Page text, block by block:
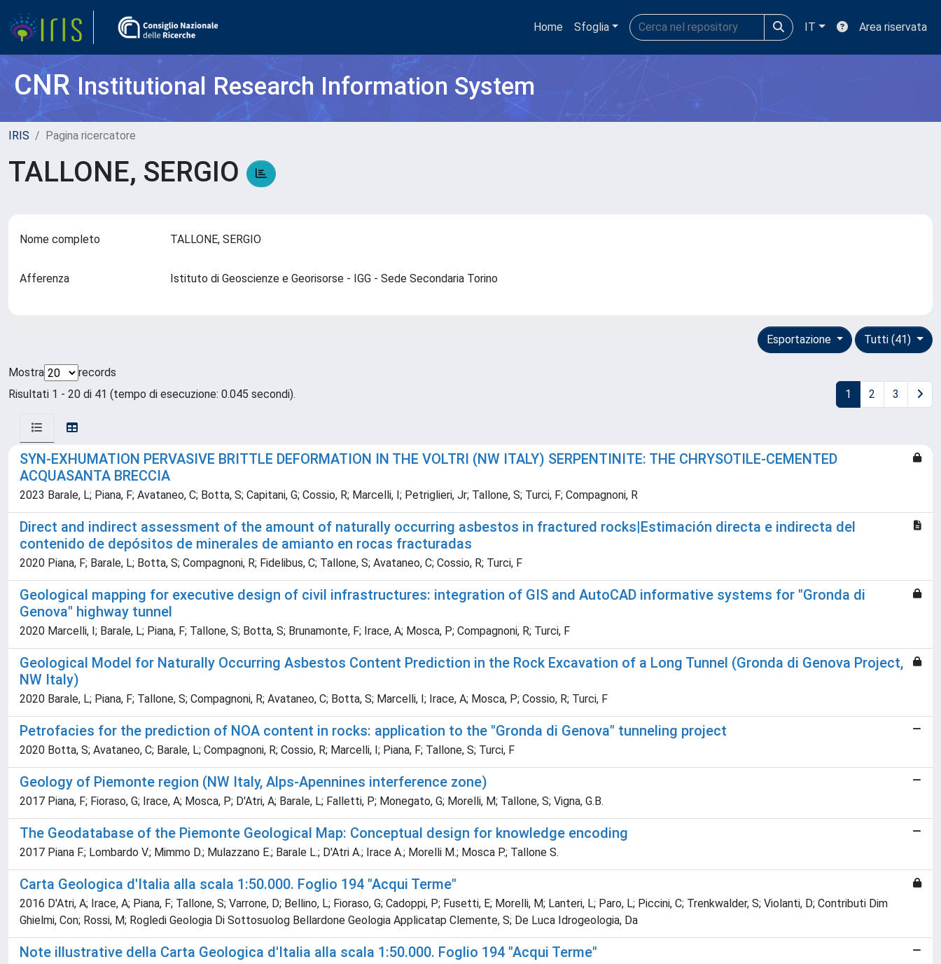
Home Sfoglia IT Area riservata
CNRInstitutional Research Information System
IRIS Pagina ricercatore
TALLONE, SERGIO
Nome completo TALLONE, SERGIO
Afferenza Istituto di Geoscienze e Georisorse - IGG - Sede Secondaria Torino
Tutti (41)
Esportazione
Mostra
records
Risultati 1 - 20 di 41 (tempo di esecuzione: 0.045 secondi).
1 2 3
SYN-EXHUMATION PERVASIVE BRITTLE DEFORMATION IN THE VOLTRI (NW ITALY) SERPENTINITE: THE CHRYSOTILE-CEMENTED
ACQUASANTA BRECCIA
2023 Barale, L; Piana, F; Avataneo, C; Botta, S; Capitani, G; Cossio, R; Marcelli, I; Petriglieri, Jr; Tallone, S; Turci, F; Compagnoni, R
Direct and indirect assessment of the amount of naturally occurring asbestos in fractured rocks|Estimación directa e indirecta del
contenido de depósitos de minerales de amianto en rocas fracturadas
2020 Piana, F; Barale, L; Botta, S; Compagnoni, R; Fidelibus, C; Tallone, S; Avataneo, C; Cossio, R; Turci, F
Geological mapping for executive design of civil infrastructures: integration of GIS and AutoCAD informative systems for "Gronda di
Genova" highway tunnel
2020 Marcelli, I; Barale, L; Piana, F; Tallone, S; Botta, S; Brunamonte, F; Irace, A; Mosca, P; Compagnoni, R; Turci, F
Geological Model for Naturally Occurring Asbestos Content Prediction in the Rock Excavation of a Long Tunnel (Gronda di Genova Project,
NW Italy)
2020 Barale, L; Piana, F; Tallone, S; Compagnoni, R; Avataneo, C; Botta, S; Marcelli, I; Irace, A; Mosca, P; Cossio, R; Turci, F
Petrofacies for the prediction of NOA content in rocks: application to the "Gronda di Genova" tunneling project
2020 Botta, S; Avataneo, C; Barale, L; Compagnoni, R; Cossio, R; Marcelli, I; Piana, F; Tallone, S; Turci, F
Geology of Piemonte region (NW Italy, Alps-Apennines interference zone)
2017 Piana, F; Fioraso, G; Irace, A; Mosca, P; D'Atri, A; Barale, L; Falletti, P; Monegato, G; Morelli, M; Tallone, S; Vigna, G.B.
The Geodatabase of the Piemonte Geological Map: Conceptual design for knowledge encoding
2017 Piana F.; Lombardo V.; Mimmo D.; Mulazzano E.; Barale L.; D'Atri A.; Irace A.; Morelli M.; Mosca P.; Tallone S.
Carta Geologica d'Italia alla scala 1:50.000. Foglio 194 "Acqui Terme"
2016 D'Atri, A; Irace, A; Piana, F; Tallone, S; Varrone, D; Bellino, L; Fioraso, G; Cadoppi, P; Fusetti, E; Morelli, M; Lanteri, L; Paro, L; Piccini, C; Trenkwalder, S; Violanti, D; Contributi Dim
Ghielmi, Con; Rossi, M; Rogledi Geologia Di Sottosuolog Bellardone Geologia Applicatap Clemente, S; De Luca Idrogeologia, Da
Note illustrative della Carta Geologica d'Italia alla scala 1:50.000. Foglio 194 "Acqui Terme"